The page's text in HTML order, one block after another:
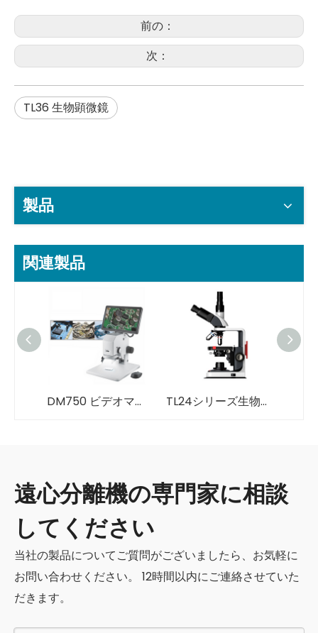
前の：
次：
TL36 生物顕微鏡
製品
関連製品
DM750 ビデオマイクロスコープ TL24シリーズ生物顕微鏡
遠心分離機の専門家に相談
してください
当社の製品についてご質問がございましたら、お気軽に
お問い合わせください。 12時間以内にご連絡させていた
だきます。